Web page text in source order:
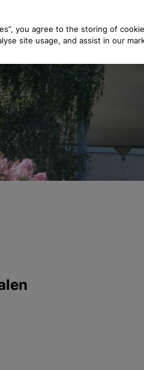
you agree to the storing of
site usage, and assist in our